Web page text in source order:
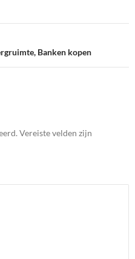
Banken kopen
Vereiste velden zijn